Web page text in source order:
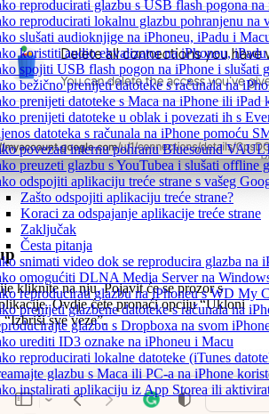
reproducirati glazbu s USB flash pogona
reproducirati lokalnu glazbu pohranjenu na
slušati audioknjige na iPhoneu, iPadu i
koristiti audio ekvalizator na iPhoneu,
spojiti USB flash pogon na iPhone i slušati
bežično prenijeti datoteke s računala na
prenijeti datoteke s Maca na iPhone ili iPad
prenijeti datoteke u oblak i povezati ih s
datoteka s računala na iPhone pomoću
povezati internu pohranu Bluesound
preuzeti glazbu s YouTubea i slušati offline
odspojiti aplikaciju treće strane s vašeg
Zašto odspojiti aplikaciju treće strane?
Koraci za odspajanje aplikacije treće strane
Zaključak
Česta pitanja
snimati video dok se reproducira glazba na
omogućiti DLNA Media Server na
reproducirati glazbu na iPhoneu s WD My
prenijeti glazbene datoteke s računala na
glazbu s Dropboxa na svom
urediti ID3 oznake na iPhoneu i Macu
reproducirati lokalne datoteke (iTunes
glazbu s Maca ili PC-a na iPhone
instalirati aplikaciju iz App Storea ili
kliknite na nju. Pojavit će se prozor s
Ovdje ćete pronaći opciju “Ukloni
sve veze”.